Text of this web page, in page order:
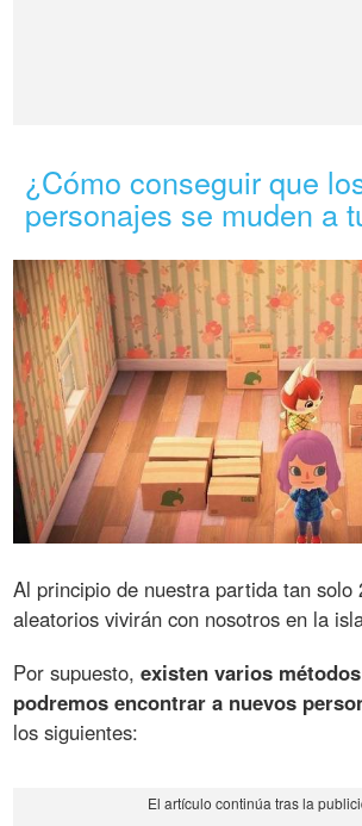
¿Cómo conseguir que
personajes se muden a
Al principio de nuestra partida tan solo
aleatorios vivirán con nosotros en la
Por supuesto,existen varios
podremos encontrar a nuevos
los siguientes: